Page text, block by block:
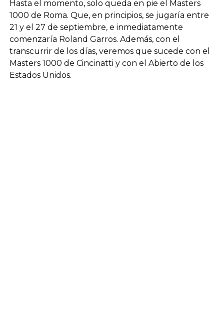
Hasta el momento, solo queda en pie el Masters
1000 de Roma. Que, en principios, se jugaría entre
21 y el 27 de septiembre, e inmediatamente
comenzaría Roland Garros. Además, con el
transcurrir de los días, veremos que sucede con el
Masters 1000 de Cincinatti y con el Abierto de los
Estados Unidos.